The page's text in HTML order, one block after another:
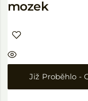
mozek
Již Proběhlo -